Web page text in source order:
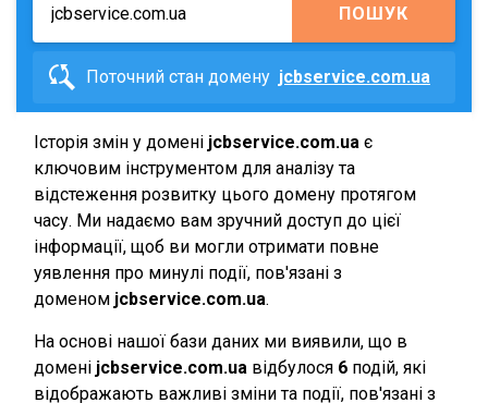
ПОШУК
Поточний стан домену jcbservice.com.ua
Історія змін у домені jcbservice.com.ua є
ключовим інструментом для аналізу та
відстеження розвитку цього домену протягом
часу. Ми надаємо вам зручний доступ до цієї
інформації, щоб ви могли отримати повне
уявлення про минулі події, пов'язані з
доменом jcbservice.com.ua.
На основі нашої бази даних ми виявили, що в
домені jcbservice.com.ua відбулося 6 подій, які
відображають важливі зміни та події, пов'язані з